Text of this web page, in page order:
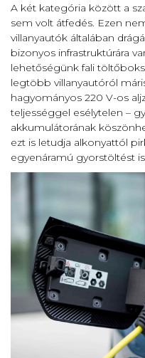
A két kategória között a
sem volt átfedés. Ezen
villanyautók általában
bizonyos infrastruktúrára
lehetőségünk fali
legtöbb villanyautóról
hagyományos 220 V-os
teljességgel esélytelen –
akkumulátorának
ezt is letudja alkonyattól
egyenáramú gyorstöltést